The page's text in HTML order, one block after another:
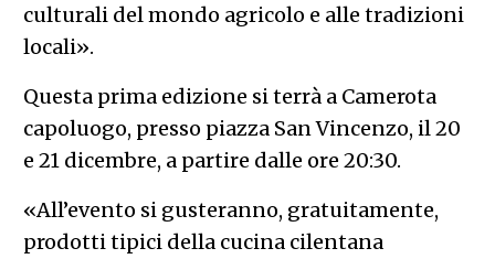
culturali del mondo agricolo e alle tradizioni
locali».
Questa prima edizione si terrà a Camerota
capoluogo, presso piazza San Vincenzo, il 20
e 21 dicembre, a partire dalle ore 20:30.
«All’evento si gusteranno, gratuitamente,
prodotti tipici della cucina cilentana